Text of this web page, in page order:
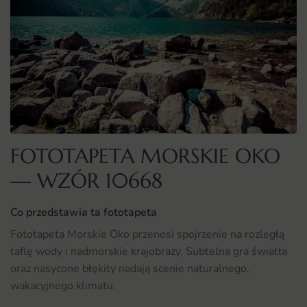
FOTOTAPETA MORSKIE OKO
— WZÓR 10668
Co przedstawia ta fototapeta
Fototapeta Morskie Oko przenosi spojrzenie na rozległą
taflę wody i nadmorskie krajobrazy. Subtelna gra światła
oraz nasycone błękity nadają scenie naturalnego,
wakacyjnego klimatu.